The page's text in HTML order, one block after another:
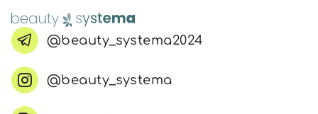
@beauty_systema2024
@beauty_systema